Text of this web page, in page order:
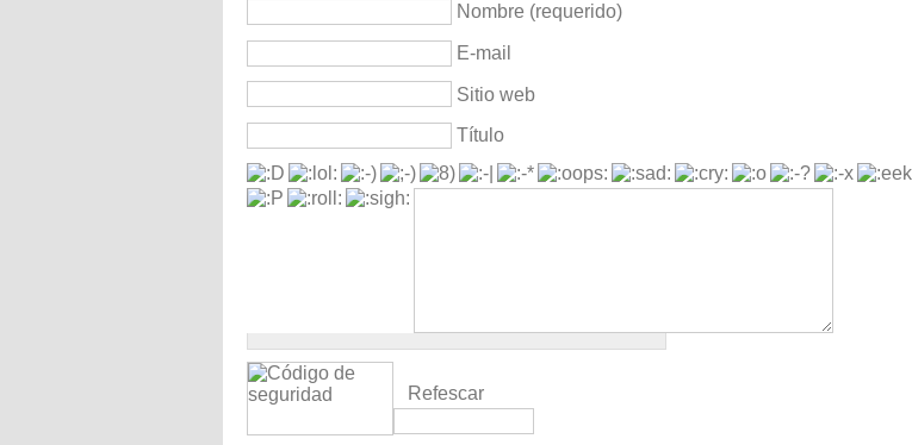
Nombre (requerido)
E-mail
Sitio web
Título
Refescar